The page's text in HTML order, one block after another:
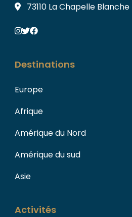
73110 La Chapelle Blanche
Destinations
Europe
Afrique
Amérique du Nord
Amérique du sud
Asie
Activités